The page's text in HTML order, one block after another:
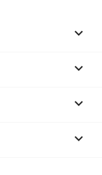



keyboard_arrow_down